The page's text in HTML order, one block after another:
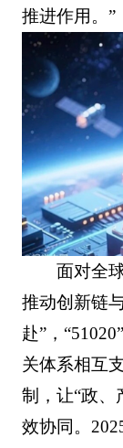
推进作用。”
面对全
推动创新链
赴”，
关体系相互
制，让“政、
效协同。